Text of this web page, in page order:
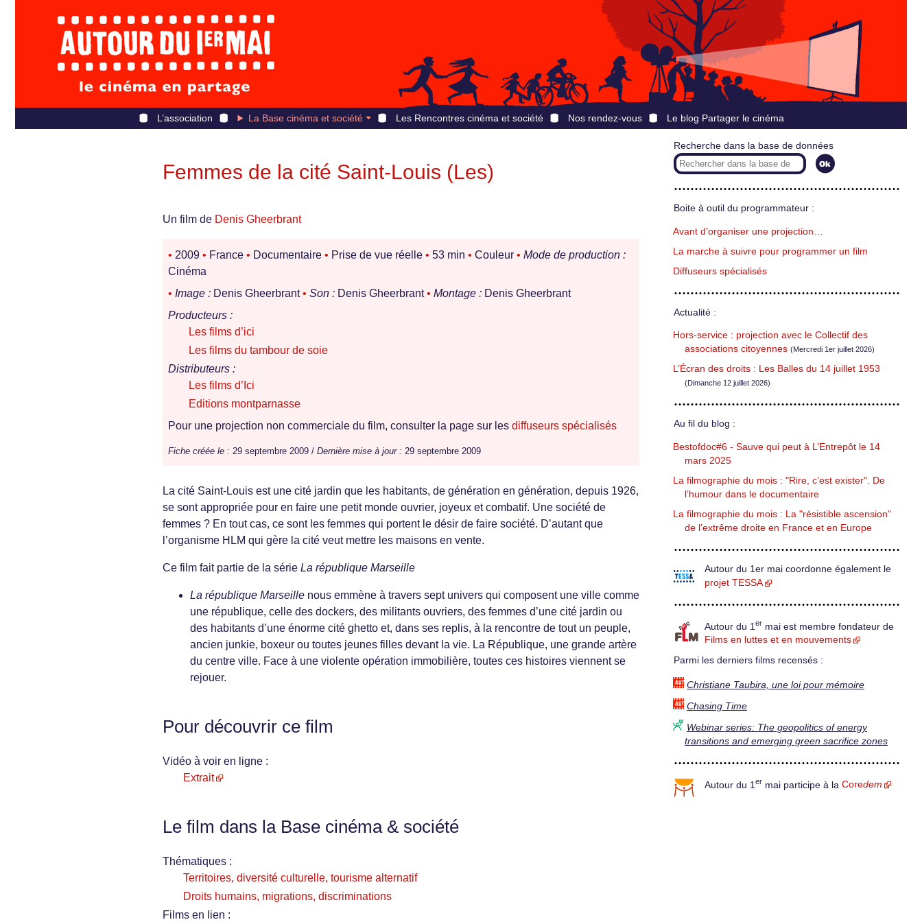
L’association La Base cinéma et société Les Rencontres cinéma et société Nos rendez-vous Le blog Partager le cinéma
Femmes de la cité Saint-Louis (Les)
Un film de Denis Gheerbrant
• 2009 • France • Documentaire • Prise de vue réelle • 53 min • Couleur • Mode de production :
Cinéma
• Image : Denis Gheerbrant• Son : Denis Gheerbrant• Montage : Denis Gheerbrant
Producteurs :
Les films d’ici
Les films du tambour de soie
Distributeurs :
Les films d’Ici
Editions montparnasse
Pour une projection non commerciale du film, consulter la page sur les diffuseurs spécialisés
Fiche créée le : 29 septembre 2009 / Dernière mise à jour : 29 septembre 2009
La cité Saint-Louis est une cité jardin que les habitants, de génération en génération, depuis 1926,
se sont appropriée pour en faire une petit monde ouvrier, joyeux et combatif. Une société de
femmes ? En tout cas, ce sont les femmes qui portent le désir de faire société. D’autant que
l’organisme HLM qui gère la cité veut mettre les maisons en vente.
Ce film fait partie de la série La république Marseille
La république Marseille nous emmène à travers sept univers qui composent une ville comme
une république, celle des dockers, des militants ouvriers, des femmes d’une cité jardin ou
des habitants d’une énorme cité ghetto et, dans ses replis, à la rencontre de tout un peuple,
ancien junkie, boxeur ou toutes jeunes filles devant la vie. La République, une grande artère
du centre ville. Face à une violente opération immobilière, toutes ces histoires viennent se
rejouer.
Pour découvrir ce film
Vidéo à voir en ligne :
Extrait
Le film dans la Base cinéma & société
Thématiques :
Territoires, diversité culturelle, tourisme alternatif
Droits humains, migrations, discriminations
Films en lien :
Recherche dans la base de données
Boite à outil du programmateur :
Avant d’organiser une projection…
La marche à suivre pour programmer un film
Diffuseurs spécialisés
Actualité :
Hors-service : projection avec le Collectif des
associations citoyennes (Mercredi 1er juillet 2026)
L’Écran des droits : Les Balles du 14 juillet 1953
(Dimanche 12 juillet 2026)
Au fil du blog :
Bestofdoc#6 - Sauve qui peut à L’Entrepôt le 14
mars 2025
La filmographie du mois : "Rire, c’est exister". De
l’humour dans le documentaire
La filmographie du mois : La "résistible ascension"
de l’extrême droite en France et en Europe
Autour du 1er mai coordonne également le
projet TESSA
Autour du 1 er mai est membre fondateur de
Films en luttes et en mouvements
Parmi les derniers films recensés :
Christiane Taubira, une loi pour mémoire
Chasing Time
Webinar series: The geopolitics of energy
transitions and emerging green sacrifice zones
Autour du 1 er mai participe à la Coredem